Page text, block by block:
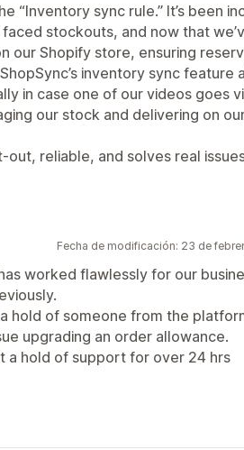
“Inventory sync rule.” It’s been
stockouts, and now that
our Shopify store, ensuring
inventory sync feature
in case one of our videos goes
our stock and delivering on
reliable, and solves real
Fecha de modificación: 23 de
worked flawlessly for our
hold of someone from the
upgrading an order allowance.
a hold of support for over 24 hrs